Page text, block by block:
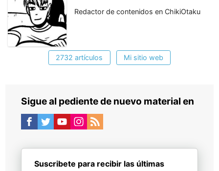
Redactor de contenidos en ChikiOtaku
2732 artículos Mi sitio web
Sigue al pediente de nuevo material en
Suscribete para recibir las últimas